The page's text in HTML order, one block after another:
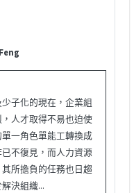
子化的現在，企業組
人才取得不易也迫使
一角色單能工轉換成
不復見，而人力資源
所擔負的任務也日趨
決組織...